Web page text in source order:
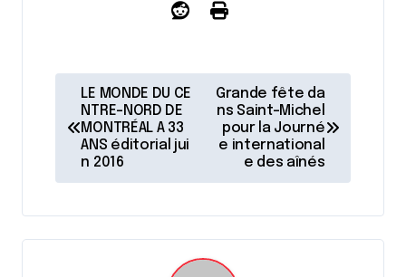
i
g
a
LE MONDE DU CE
NTRE-NORD DE
MONTRÉAL A 33
ANS éditorial jui
n 2016
Grande fête da
ns Saint-Michel
pour la Journé
e international
e des aînés